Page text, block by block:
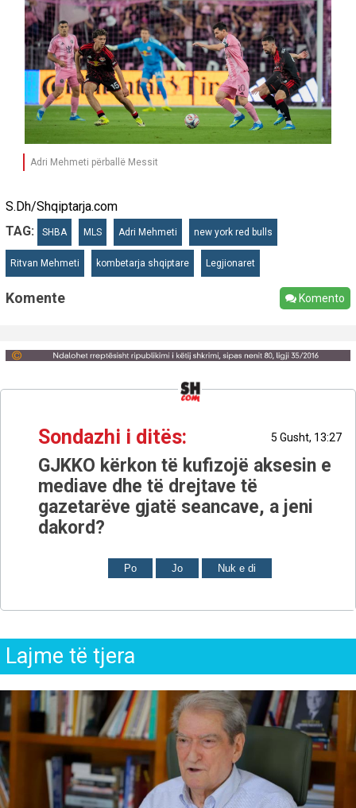
Adri Mehmeti përballë Messit
S.Dh/Shqiptarja.com
TAG:
SHBA MLS Adri Mehmeti new york red bulls
Ritvan Mehmeti kombetarja shqiptare Legjionaret
Komente Komento
Sondazhi i ditës: 5 Gusht, 13:27
GJKKO kërkon të kufizojë aksesin e
mediave dhe të drejtave të
gazetarëve gjatë seancave, a jeni
dakord?
Po Jo Nuk e di
Lajme të tjera